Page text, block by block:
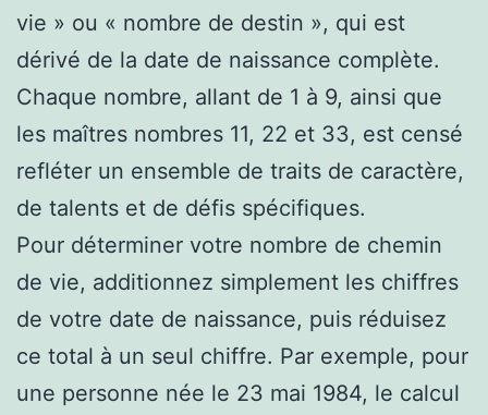
vie » ou « nombre de destin », qui est
dérivé de la date de naissance complète.
Chaque nombre, allant de 1 à 9, ainsi que
les maîtres nombres 11, 22 et 33, est censé
refléter un ensemble de traits de caractère,
de talents et de défis spécifiques.
Pour déterminer votre nombre de chemin
de vie, additionnez simplement les chiffres
de votre date de naissance, puis réduisez
ce total à un seul chiffre. Par exemple, pour
une personne née le 23 mai 1984, le calcul